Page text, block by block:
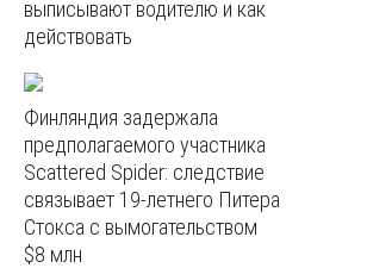
выписывают водителю и как
действовать
Финляндия задержала
предполагаемого участника
Scattered Spider: следствие
связывает 19-летнего Питера
Стокса с вымогательством
$8 млн